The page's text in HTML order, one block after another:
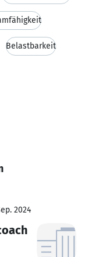
Belastbarkeit
2024